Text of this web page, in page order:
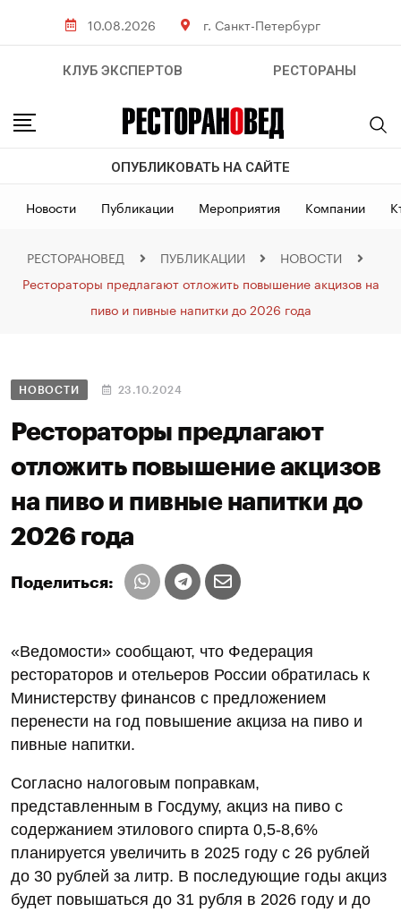
10.08.2026 г. Санкт-Петербург
КЛУБ ЭКСПЕРТОВ РЕСТОРАНЫ
ОПУБЛИКОВАТЬ НА САЙТЕ
Новости Публикации Мероприятия Компании
РЕСТОРАНОВЕД ПУБЛИКАЦИИ
НОВОСТИ
Рестораторы предлагают отложить повышение акцизов на
пиво и пивные напитки до 2026 года
НОВОСТИ 23.10.2024
Рестораторы предлагают
отложить повышение акцизов
на пиво и пивные напитки до
2026 года
Поделиться:
«Ведомости» сообщают, что Федерация
рестораторов и отельеров России обратилась к
Министерству финансов с предложением
перенести на год повышение акциза на пиво и
пивные напитки.
Согласно налоговым поправкам,
представленным в Госдуму, акциз на пиво с
содержанием этилового спирта 0,5-8,6%
планируется увеличить в 2025 году с 26 рублей
до 30 рублей за литр. В последующие годы акциз
будет повышаться до 31 рубля в 2026 году и до